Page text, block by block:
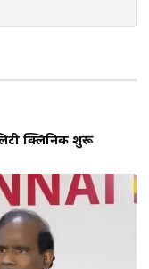
क्लिनिक शुरू